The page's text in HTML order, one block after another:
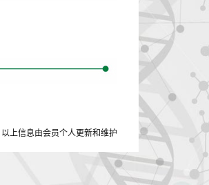
以上信息由会员个人更新和维护